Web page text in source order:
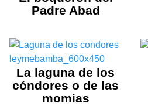
Padre Abad
La laguna de los
cóndores o de las
momias